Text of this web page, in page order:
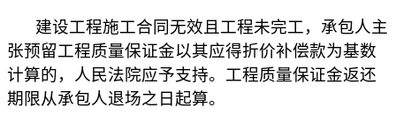
建设工程施工合同无效且工程未完工，承包人主
张预留工程质量保证金以其应得折价补偿款为基数
计算的，人民法院应予支持。工程质量保证金返还
期限从承包人退场之日起算。